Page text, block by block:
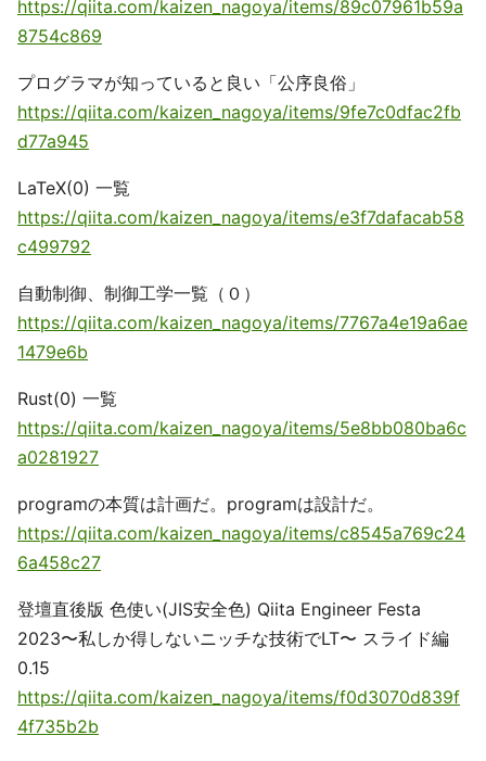
https://qiita.com/kaizen_nagoya/items/89c07961b59a
8754c869
プログラマが知っていると良い「公序良俗」
https://qiita.com/kaizen_nagoya/items/9fe7c0dfac2fb
d77a945
LaTeX(0) 一覧
https://qiita.com/kaizen_nagoya/items/e3f7dafacab58
c499792
自動制御、制御工学一覧（０）
https://qiita.com/kaizen_nagoya/items/7767a4e19a6ae
1479e6b
Rust(0) 一覧
https://qiita.com/kaizen_nagoya/items/5e8bb080ba6c
a0281927
programの本質は計画だ。programは設計だ。
https://qiita.com/kaizen_nagoya/items/c8545a769c24
6a458c27
登壇直後版 色使い(JIS安全色) Qiita Engineer Festa
2023〜私しか得しないニッチな技術でLT〜 スライド編
0.15
https://qiita.com/kaizen_nagoya/items/f0d3070d839f
4f735b2b